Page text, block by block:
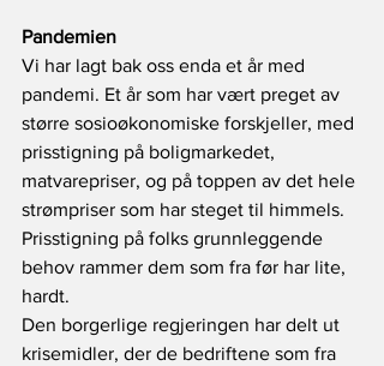
Pandemien
Vi har lagt bak oss enda et år med
pandemi. Et år som har vært preget av
større sosioøkonomiske forskjeller, med
prisstigning på boligmarkedet,
matvarepriser, og på toppen av det hele
strømpriser som har steget til himmels.
Prisstigning på folks grunnleggende
behov rammer dem som fra før har lite,
hardt.
Den borgerlige regjeringen har delt ut
krisemidler, der de bedriftene som fra